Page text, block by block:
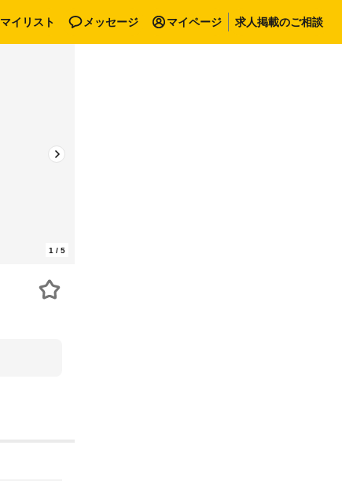
マイリスト メッセージ マイページ 求人掲載のご相談
1 / 5